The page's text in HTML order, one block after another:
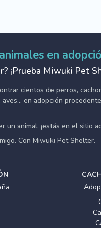
en
¡Prueba Miwuki Pet
cientos de perros,
en adopción
un animal, ¡estás en el sitio
Con Miwuki Pet Shelter.